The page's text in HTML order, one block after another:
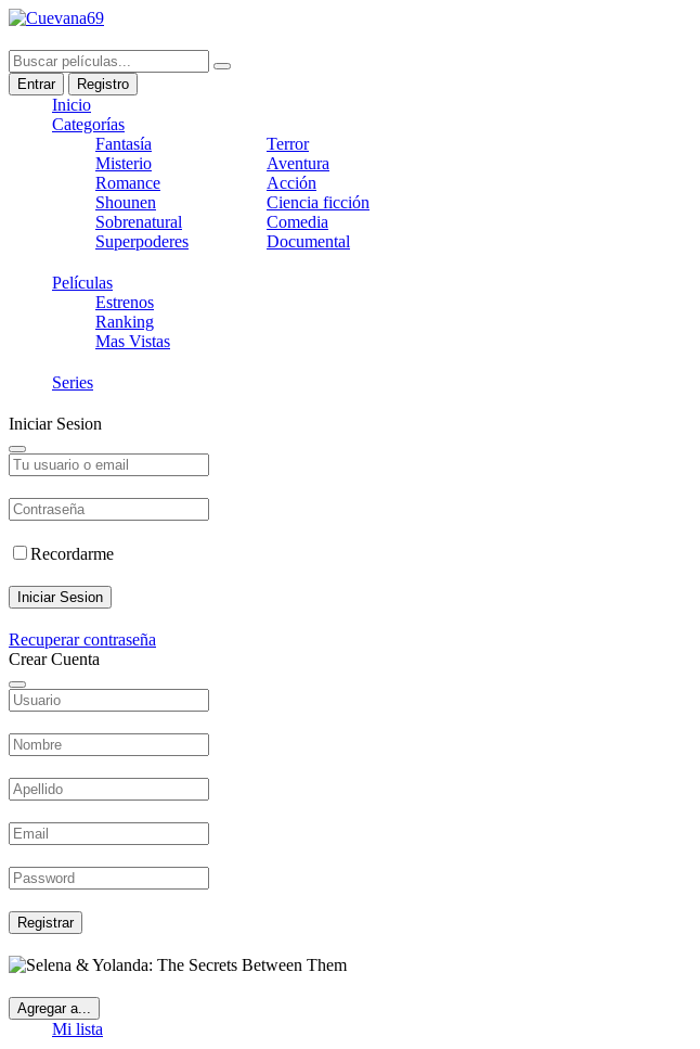
Entrar Registro
Inicio
Categorías
Fantasía
Misterio
Romance
Shounen
Sobrenatural
Superpoderes
Terror
Aventura
Acción
Ciencia ficción
Comedia
Documental
Películas
Estrenos
Ranking
Mas Vistas
Series
Iniciar Sesion
Recordarme
Iniciar Sesion
Recuperar contraseña
Crear Cuenta
Registrar
Agregar a...
Mi lista